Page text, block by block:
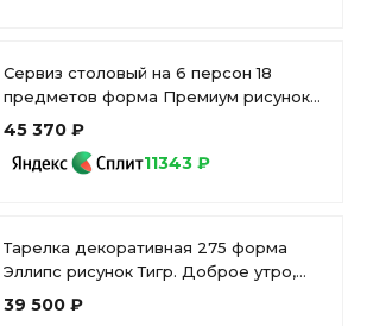
Сервиз столовый на 6 персон 18
предметов форма Премиум рисунок
Саламандра Грей, арт. 81.31632.00.1
45 370 ₽
11343 ₽
Тарелка декоративная 275 форма
Эллипс рисунок Тигр. Доброе утро,
арт. 80.39711.00.1
39 500 ₽